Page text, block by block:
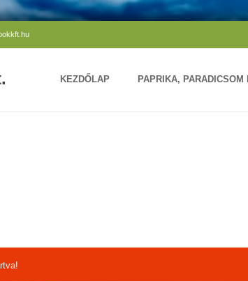
KEZDŐLAP PAPRIKA,